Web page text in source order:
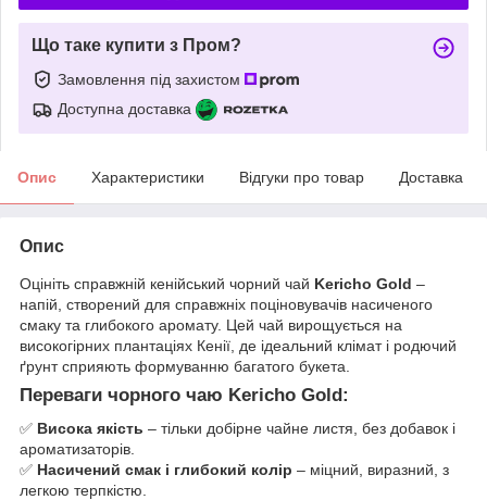
Що таке купити з Пром?
Замовлення під захистом
Доступна доставка
Опис Характеристики Відгуки про товар Доставка
Опис
Оцініть справжній кенійський чорний чай Kericho Gold –
напій, створений для справжніх поціновувачів насиченого
смаку та глибокого аромату. Цей чай вирощується на
високогірних плантаціях Кенії, де ідеальний клімат і родючий
ґрунт сприяють формуванню багатого букета.
Переваги чорного чаю Kericho Gold:
✅ Висока якість – тільки добірне чайне листя, без добавок і
ароматизаторів.
✅ Насичений смак і глибокий колір – міцний, виразний, з
легкою терпкістю.